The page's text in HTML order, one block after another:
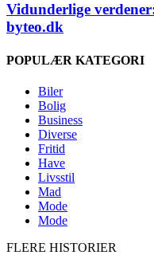
Vidunderlige
byteo.dk
POPULÆR KATEGORI
Biler
Bolig
Business
Diverse
Fritid
Have
Livsstil
Mad
Mode
Mode
FLERE HISTORIER